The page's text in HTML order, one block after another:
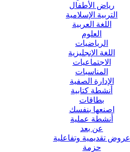
رياض الأطفال
التربية الإسلامية
اللغة العربية
العلوم
الرياضيات
اللغة الإنجليزية
الاجتماعيات
المناسبات
الإدارة الصفية
أنشطة كتابية
بطاقات
اصنعها بنفسك
أنشطة عملية
عن بعد
عروض تقديمية وتفاعلية
حزمة